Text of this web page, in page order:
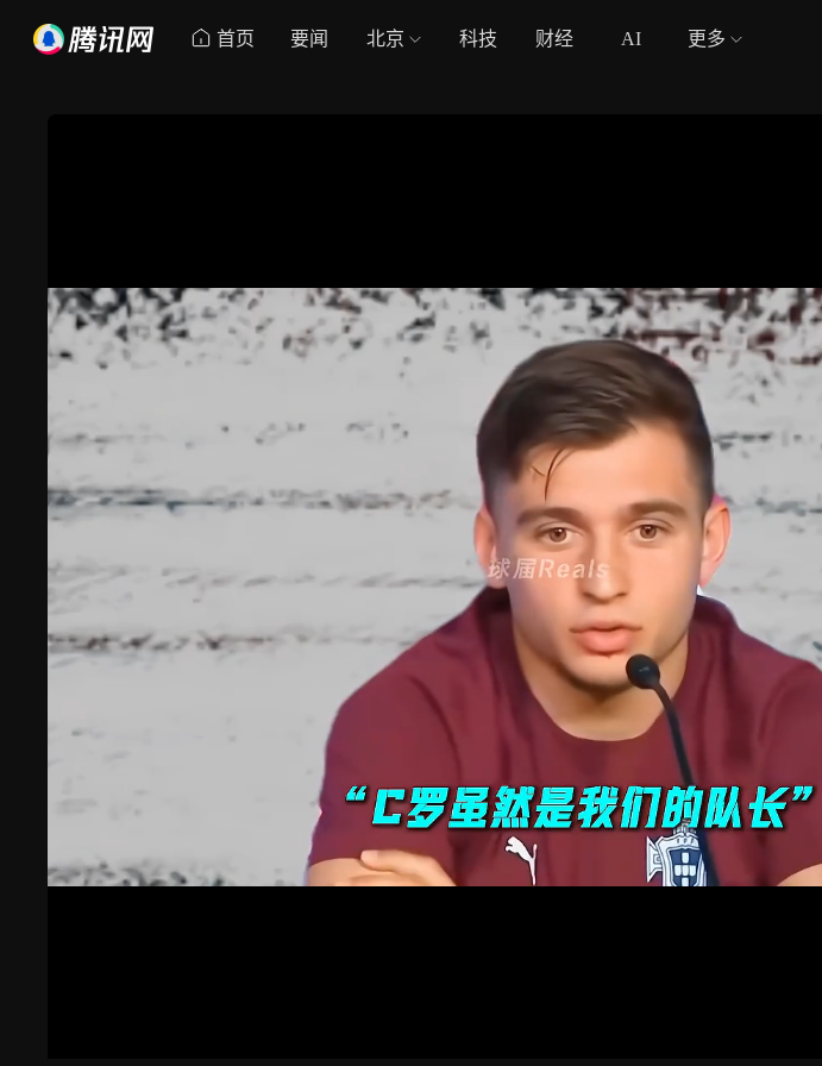
首页 要闻 北京 科技 财经 AI 更多